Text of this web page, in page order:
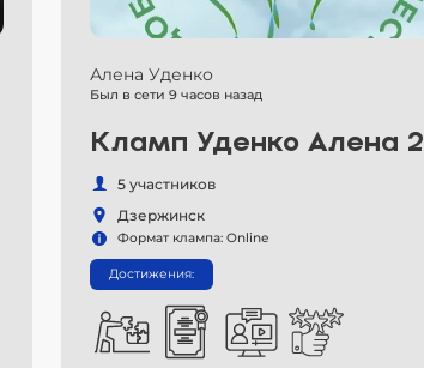
Алена Уденко
Был в сети 9 часов назад
Кламп Уденко Алена 2
5 участников
Дзержинск
Формат клампа: Online
Достижения: